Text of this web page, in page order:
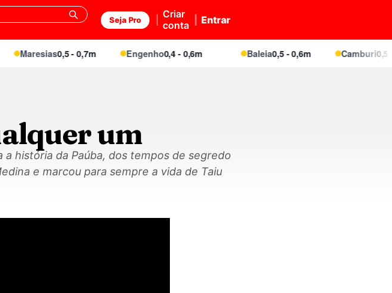
Seja Pro
Criar
conta
Entrar
0,5 - 0,7m Engenho0,4 - 0,6m Baleia0,5 - 0,6m Camburi0,5 - 0,7m
um
história da Paúba, dos tempos de segredo
e marcou para sempre a vida de Taiu